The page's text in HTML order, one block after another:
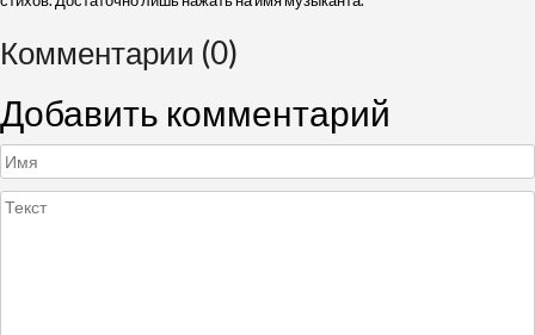
Комментарии (0)
Добавить комментарий